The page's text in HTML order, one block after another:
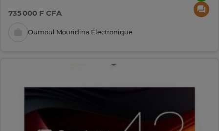
735 000 F CFA
Oumoul Mouridina Électronique